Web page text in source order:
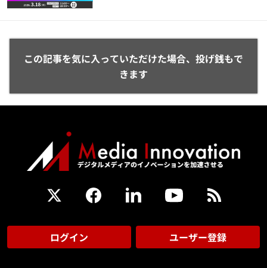
この記事を気に入っていただけた場合、投げ銭もで
きます
ログイン ユーザー登録